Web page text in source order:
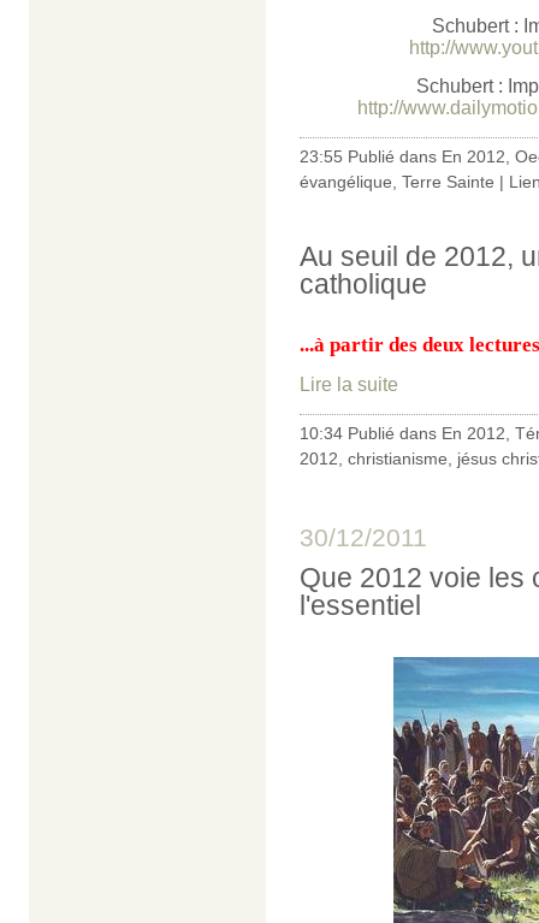
Schubert :
http://
Schubert :
http://
23:55 Publié dans En 2012
évangélique Terre Sainte |
Au seuil de 2012,
catholique
...à partir des deux
Lire la suite
10:34 Publié dans En 2012
2012 christianisme jésus
30/12/2011
Que 2012 voie les
l'essentiel